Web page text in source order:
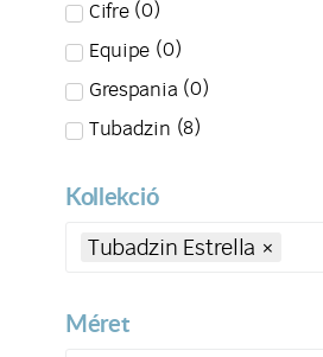
Cifre (0)
Equipe (0)
Grespania (0)
Tubadzin (8)
Kollekció
Tubadzin Estrella ×
Méret